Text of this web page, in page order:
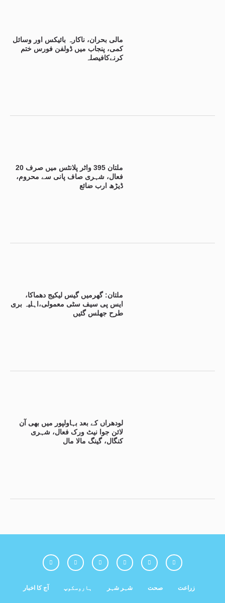
مالی بحران، ناکارہ بائیکس اور وسائل
کمی، پنجاب میں ڈولفن فورس ختم
کرنےکافیصلہ
ملتان 395 واٹر پلانٹس میں صرف 20
فعال، شہری صاف پانی سے محروم،
ڈیڑھ ارب ضائع
ملتان: گھرمیں گیس لیکیج دھماکا،
ایس پی سیف سٹی معمولی،اہلیہ بری
طرح جھلس گئیں
لودھراں کے بعد بہاولپور میں بھی آن
لائن جوا نیٹ ورک فعال، شہری
کنگال، گینگ مالا مال
آج کا اخبار ہاروسکوپ شہر شہر صحت زراعت